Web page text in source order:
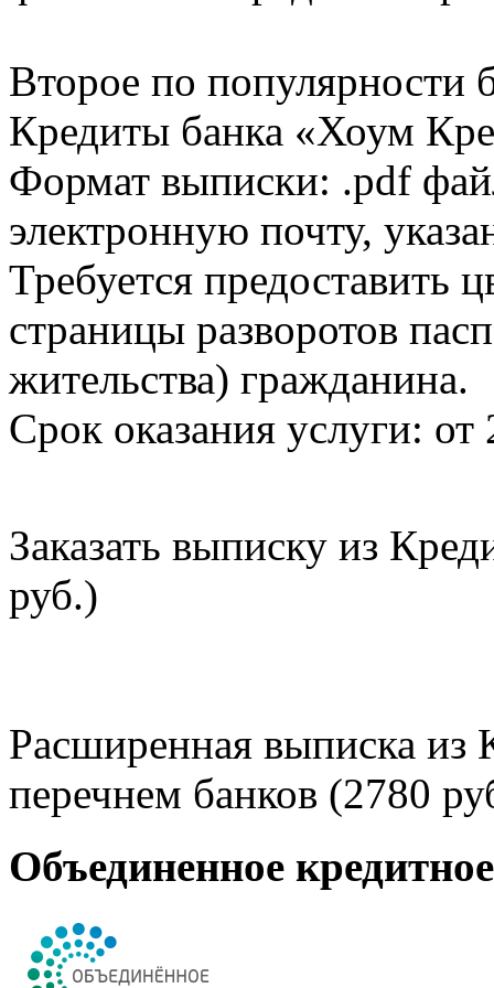
Второе по популярности
Кредиты банка «Хоум
Формат выписки: .pdf
электронную почту,
Требуется предоставить
страницы разворотов
жительства) гражданина.
Срок оказания услуги: от
Заказать выписку из
руб.)
Расширенная выписка из
перечнем банков (2780
Объединенное